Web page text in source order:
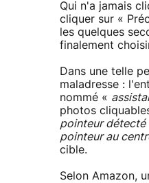
Qui n'a jamais
cliquer sur «
les quelques
finalement
Dans une telle
maladresse :
nommé «
photos
pointeur détecté
pointeur au
cible.
Selon Amazon,